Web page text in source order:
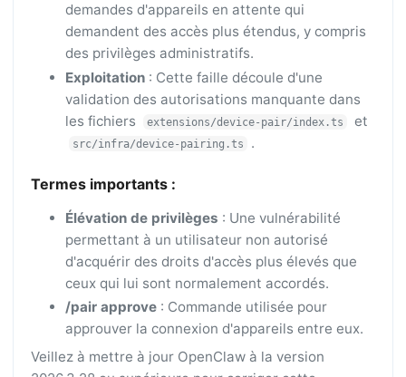
demandes d'appareils en attente qui
demandent des accès plus étendus, y compris
des privilèges administratifs.
Exploitation: Cette faille découle d'une
validation des autorisations manquante dans
les fichiers
extensions/device-pair/index.ts et
src/infra/device-pairing.ts .
Termes importants :
Élévation de privilèges : Une vulnérabilité
permettant à un utilisateur non autorisé
d'acquérir des droits d'accès plus élevés que
ceux qui lui sont normalement accordés.
/pair approve: Commande utilisée pour
approuver la connexion d'appareils entre eux.
Veillez à mettre à jour OpenClaw à la version